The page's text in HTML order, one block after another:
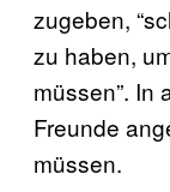
zugeben,
zu haben,
müssen”. In
Freunde
müssen.